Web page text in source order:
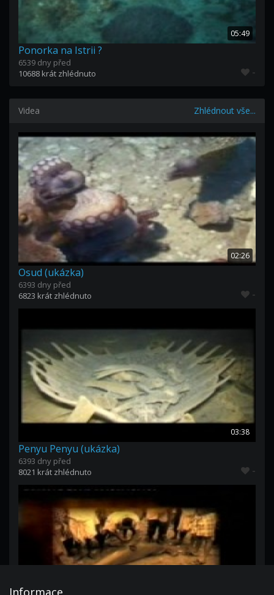
05:49
Ponorka na Istrii ?
6539 dny před
10688 krát zhlédnuto
-
Videa Zhlédnout vše...
02:26
Osud (ukázka)
6393 dny před
6823 krát zhlédnuto
-
03:38
Penyu Penyu (ukázka)
6393 dny před
8021 krát zhlédnuto
-
Informace